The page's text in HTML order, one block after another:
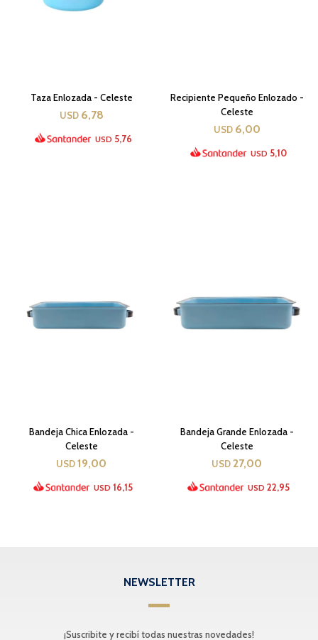
Taza Enlozada - Celeste
USD 6,78
USD 5,76
Recipiente Pequeño Enlozado -
Celeste
USD 6,00
USD 5,10
Bandeja Chica Enlozada -
Celeste
USD 19,00
USD 16,15
Bandeja Grande Enlozada -
Celeste
USD 27,00
USD 22,95
NEWSLETTER
¡Suscribite y recibí todas nuestras novedades!